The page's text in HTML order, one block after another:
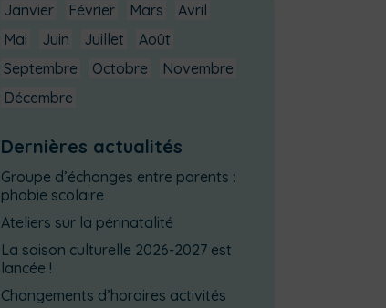
Janvier Février Mars
Avril
Mai
Juin Juillet
Août
Septembre
Octobre
Novembre
Décembre
Dernières actualités
Groupe d’échanges entre parents :
phobie scolaire
Ateliers sur la périnatalité
La saison culturelle 2026-2027 est
lancée !
Changements d’horaires activités